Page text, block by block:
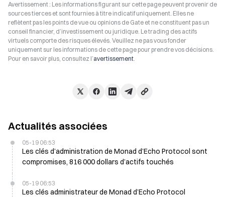
Avertissement : Les informations figurant sur cette page peuvent provenir de
sources tierces et sont fournies à titre indicatif uniquement. Elles ne
reflètent pas les points de vue ou opinions de Gate et ne constituent pas un
conseil financier, d’investissement ou juridique. Le trading des actifs
virtuels comporte des risques élevés. Veuillez ne pas vous fonder
uniquement sur les informations de cette page pour prendre vos décisions.
Pour en savoir plus, consultez l’avertissement.
Actualités associées
05-19 06:53
Les clés d’administration de Monad d’Echo Protocol sont
compromises, 816 000 dollars d’actifs touchés
05-19 06:53
Les clés administrateur de Monad d’Echo Protocol